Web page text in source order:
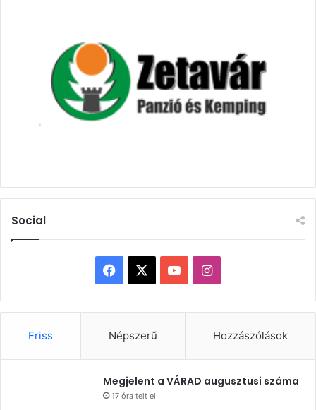
Social
Facebook YouTubeInstagram
Friss Népszerű Hozzászólások
Megjelent a VÁRAD augusztusi száma
17 óra telt el